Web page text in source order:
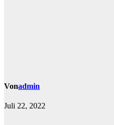
Vonadmin
Juli 22, 2022